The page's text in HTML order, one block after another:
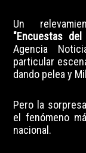
Un
"Encuestas del
Agencia
particular
dando pelea y
Pero la
el fenómeno
nacional.